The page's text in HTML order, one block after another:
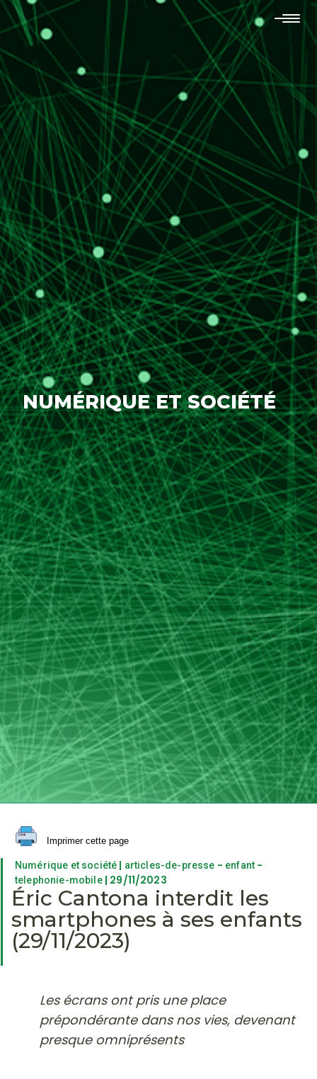
NUMÉRIQUE ET SOCIÉTÉ
Imprimer cette page
Numérique et société | articles-de-presse - enfant -
telephonie-mobile| 29/11/2023
Éric Cantona interdit les
smartphones à ses enfants
(29/11/2023)
Les écrans ont pris une place
prépondérante dans nos vies, devenant
presque omniprésents